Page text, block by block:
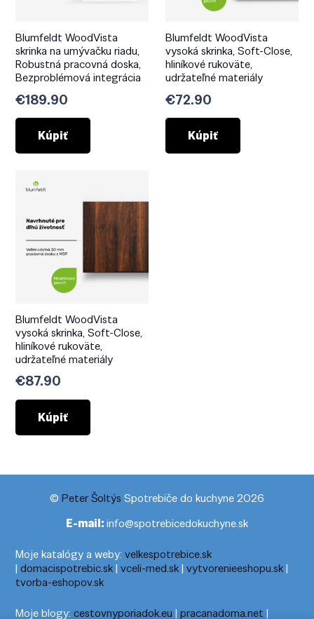
Blumfeldt WoodVista
skrinka na umývačku riadu,
Robustná pracovná doska,
Bezproblémová integrácia
€189.90
Kúpiť
Blumfeldt WoodVista
vysoká skrinka, Soft-Close,
hliníkové rukoväte,
udržateľné materiály
€72.90
Kúpiť
Blumfeldt WoodVista
vysoká skrinka, Soft-Close,
hliníkové rukoväte,
udržateľné materiály
€87.90
Kúpiť
© Peter Šoltýs Spotrebiče do kuchyne 2026
E-mail:info@spotrebicedokuchyne.sk
Moje katalógy a weby:velkespotrebice.sk
|domacispotrebic.sk|vceli-med.sk|vytvorenieeshopu.sk|
tvorba-eshopov.sk
Moje blogy:cestovnyporiadok.eu |pracanadoma.net |